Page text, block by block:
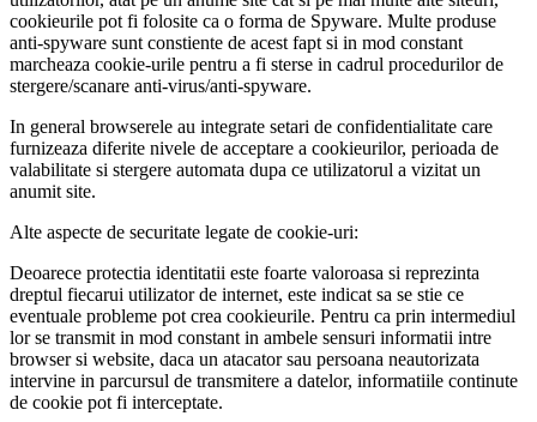
cookieurile pot fi folosite ca o forma de Spyware. Multe produse
anti-spyware sunt constiente de acest fapt si in mod constant
marcheaza cookie-urile pentru a fi sterse in cadrul procedurilor de
stergere/scanare anti-virus/anti-spyware.
In general browserele au integrate setari de confidentialitate care
furnizeaza diferite nivele de acceptare a cookieurilor, perioada de
valabilitate si stergere automata dupa ce utilizatorul a vizitat un
anumit site.
Alte aspecte de securitate legate de cookie-uri:
Deoarece protectia identitatii este foarte valoroasa si reprezinta
dreptul fiecarui utilizator de internet, este indicat sa se stie ce
eventuale probleme pot crea cookieurile. Pentru ca prin intermediul
lor se transmit in mod constant in ambele sensuri informatii intre
browser si website, daca un atacator sau persoana neautorizata
intervine in parcursul de transmitere a datelor, informatiile continute
de cookie pot fi interceptate.